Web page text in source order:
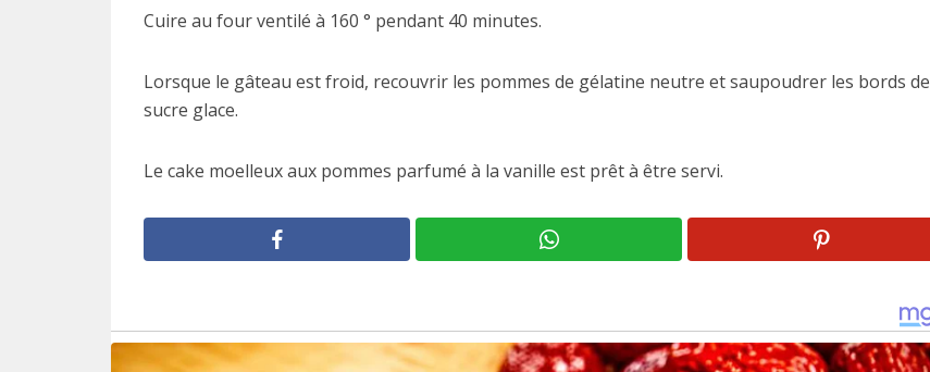
Cuire au four ventilé à 160 ° pendant 40 minutes.
Lorsque le gâteau est froid, recouvrir les pommes de gélatine neutre et saupoudrer les bords de
sucre glace.
Le cake moelleux aux pommes parfumé à la vanille est prêt à être servi.